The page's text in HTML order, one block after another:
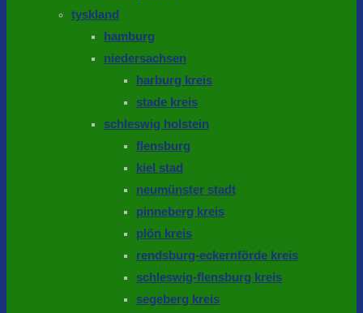
tyskland
hamburg
niedersachsen
harburg kreis
stade kreis
schleswig holstein
flensburg
kiel stad
neumünster stadt
pinneberg kreis
plön kreis
rendsburg-eckernförde kreis
schleswig-flensburg kreis
segeberg kreis